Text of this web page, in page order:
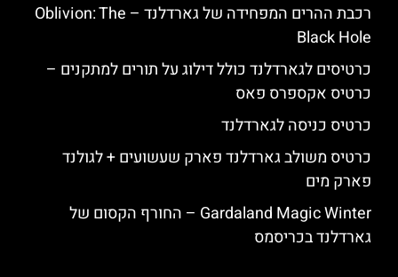
רכבת ההרים המפחידה של גארדלנד – Oblivion: The
Black Hole
כרטיסים לגארדלנד כולל דילוג על תורים למתקנים –
כרטיס אקספרס פאס
כרטיס כניסה לגארדלנד
כרטיס משולב גארדלנד פארק שעשועים + לגולנד
פארק מים
Gardaland Magic Winter – החורף הקסום של
גארדלנד בכריסמס